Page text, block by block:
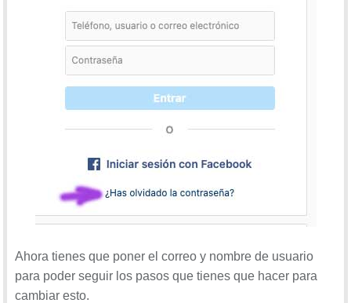
Ahora tienes que poner el correo y nombre de usuario
para poder seguir los pasos que tienes que hacer para
cambiar esto.